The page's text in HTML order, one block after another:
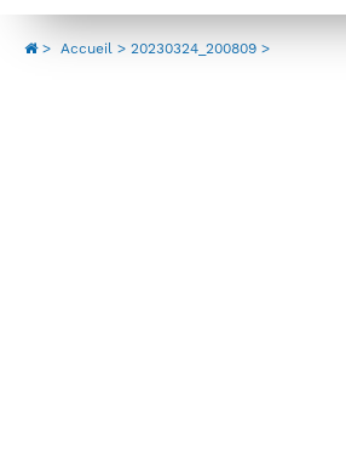
> Accueil 20230324_200809